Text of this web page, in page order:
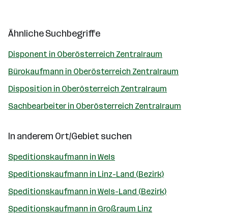
Ähnliche Suchbegriffe
Disponent in Oberösterreich Zentralraum
Bürokaufmann in Oberösterreich Zentralraum
Disposition in Oberösterreich Zentralraum
Sachbearbeiter in Oberösterreich Zentralraum
In anderem Ort/Gebiet suchen
Speditionskaufmann in Wels
Speditionskaufmann in Linz-Land (Bezirk)
Speditionskaufmann in Wels-Land (Bezirk)
Speditionskaufmann in Großraum Linz